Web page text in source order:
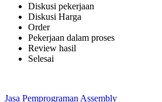
Diskusi pekerjaan
Diskusi Harga
Order
Pekerjaan dalam proses
Review hasil
Selesai
Jasa Pemprograman Assembly